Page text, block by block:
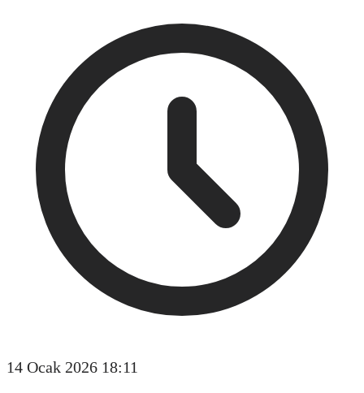
14 Ocak 2026 18:11